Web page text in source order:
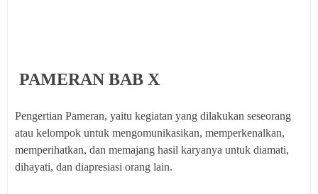
PAMERAN BAB X
Pengertian Pameran, yaitu kegiatan yang dilakukan seseorang
atau kelompok untuk mengomunikasikan, memperkenalkan,
memperihatkan, dan memajang hasil karyanya untuk diamati,
dihayati, dan diapresiasi orang lain.